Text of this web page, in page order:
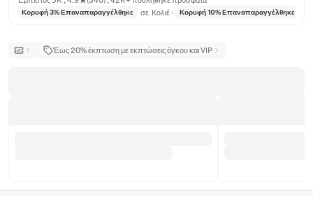
Κορυφή 3% Επαναπαραγγέλθηκε σε Κολιέ Κορυφή 10% Επαναπαραγγέλθηκε
Έως 20% έκπτωση με εκπτώσεις όγκου και VIP